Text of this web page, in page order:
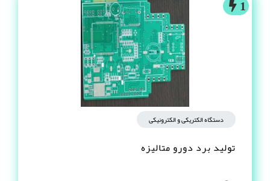
1
دستگاه الکتریکی و الکترونیکی
تولید برد دورو متالیزه